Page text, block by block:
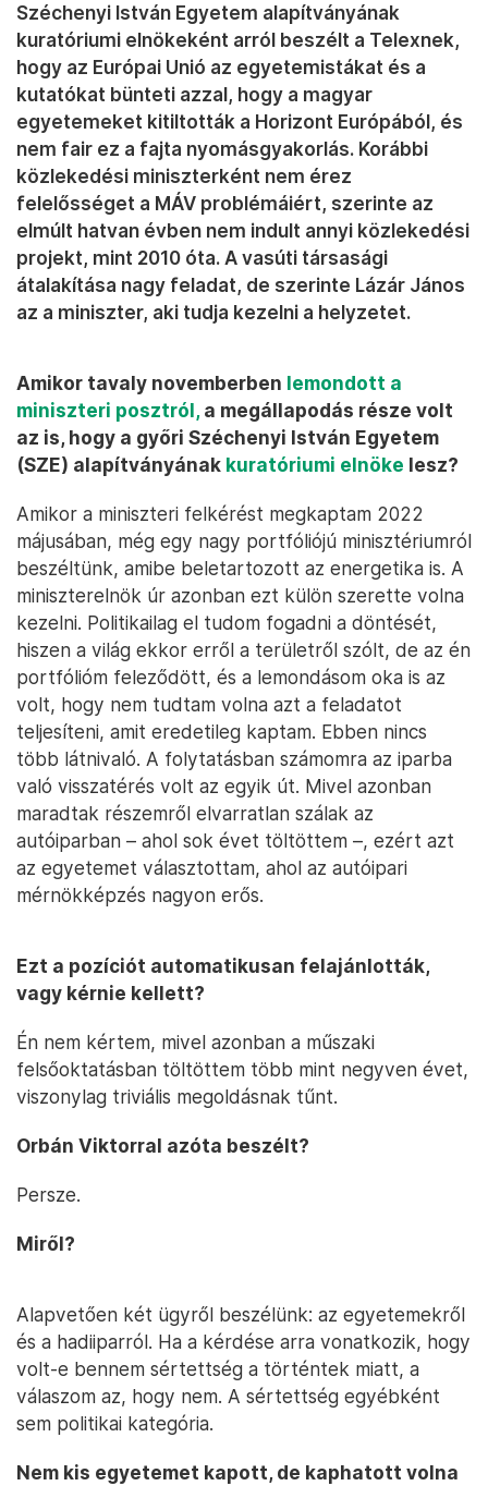
Széchenyi István Egyetem alapítványának
kuratóriumi elnökeként arról beszélt a Telexnek,
hogy az Európai Unió az egyetemistákat és a
kutatókat bünteti azzal, hogy a magyar
egyetemeket kitiltották a Horizont Európából, és
nem fair ez a fajta nyomásgyakorlás. Korábbi
közlekedési miniszterként nem érez
felelősséget a MÁV problémáiért, szerinte az
elmúlt hatvan évben nem indult annyi közlekedési
projekt, mint 2010 óta. A vasúti társasági
átalakítása nagy feladat, de szerinte Lázár János
az a miniszter, aki tudja kezelni a helyzetet.
Amikor tavaly novemberben lemondott a
miniszteri posztról,a megállapodás része volt
az is, hogy a győri Széchenyi István Egyetem
(SZE) alapítványának kuratóriumi elnöke lesz?
Amikor a miniszteri felkérést megkaptam 2022
májusában, még egy nagy portfóliójú minisztériumról
beszéltünk, amibe beletartozott az energetika is. A
miniszterelnök úr azonban ezt külön szerette volna
kezelni. Politikailag el tudom fogadni a döntését,
hiszen a világ ekkor erről a területről szólt, de az én
portfólióm feleződött, és a lemondásom oka is az
volt, hogy nem tudtam volna azt a feladatot
teljesíteni, amit eredetileg kaptam. Ebben nincs
több látnivaló. A folytatásban számomra az iparba
való visszatérés volt az egyik út. Mivel azonban
maradtak részemről elvarratlan szálak az
autóiparban – ahol sok évet töltöttem –, ezért azt
az egyetemet választottam, ahol az autóipari
mérnökképzés nagyon erős.
Ezt a pozíciót automatikusan felajánlották,
vagy kérnie kellett?
Én nem kértem, mivel azonban a műszaki
felsőoktatásban töltöttem több mint negyven évet,
viszonylag triviális megoldásnak tűnt.
Orbán Viktorral azóta beszélt?
Persze.
Miről?
Alapvetően két ügyről beszélünk: az egyetemekről
és a hadiiparról. Ha a kérdése arra vonatkozik, hogy
volt-e bennem sértettség a történtek miatt, a
válaszom az, hogy nem. A sértettség egyébként
sem politikai kategória.
Nem kis egyetemet kapott, de kaphatott volna